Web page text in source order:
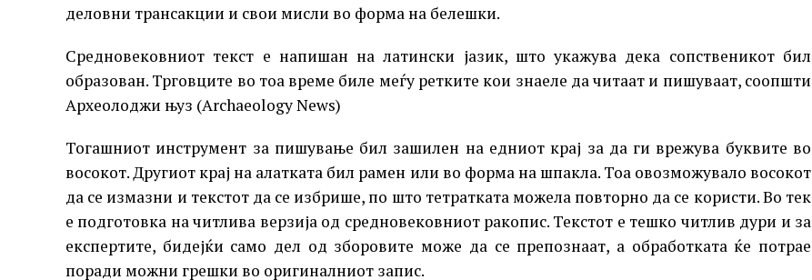
деловни трансакции и свои мисли во форма на белешки.
Средновековниот текст е напишан на латински јазик, што укажува дека сопственикот бил
образован. Трговците во тоа време биле меѓу ретките кои знаеле да читаат и пишуваат, соопшти
Археолоджи њуз (Archaeology News)
Тогашниот инструмент за пишување бил зашилен на едниот крај за да ги врежува буквите во
восокот. Другиот крај на алатката бил рамен или во форма на шпакла. Тоа овозможувало восокот
да се измазни и текстот да се избрише, по што тетратката можела повторно да се користи. Во тек
е подготовка на читлива верзија од средновековниот ракопис. Текстот е тешко читлив дури и за
експертите, бидејќи само дел од зборовите може да се препознаат, а обработката ќе потрае
поради можни грешки во оригиналниот запис.